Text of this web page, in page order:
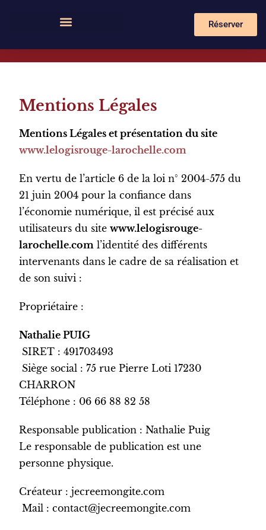
Réserver
Mentions Légales
Mentions Légales et présentation du site
www.lelogisrouge-larochelle.com
En vertu de l’article 6 de la loi n° 2004-575 du
21 juin 2004 pour la confiance dans
l’économie numérique, il est précisé aux
utilisateurs du sitewww.lelogisrouge-
larochelle.com l’identité des différents
intervenants dans le cadre de sa réalisation et
de son suivi :
Propriétaire :
Nathalie PUIG
SIRET : 491703493
Siège social : 75 rue Pierre Loti 17230
CHARRON
Téléphone : 06 66 88 82 58
Responsable publication : Nathalie Puig
Le responsable de publication est une
personne physique.
Créateur : jecreemongite.com
Mail : contact@jecreemongite.com